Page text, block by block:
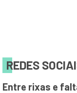
REDES
Entre rixas e